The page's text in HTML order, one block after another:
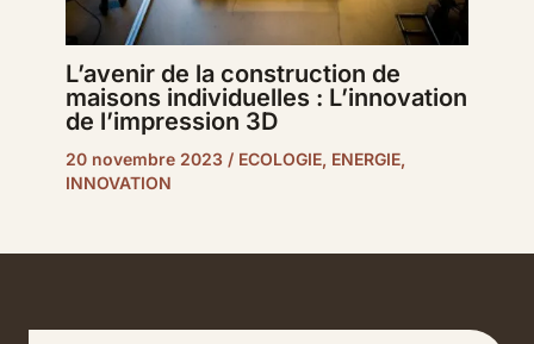
L’avenir de la construction de
maisons individuelles : L’innovation
de l’impression 3D
20 novembre 2023 / ECOLOGIE, ENERGIE,
INNOVATION